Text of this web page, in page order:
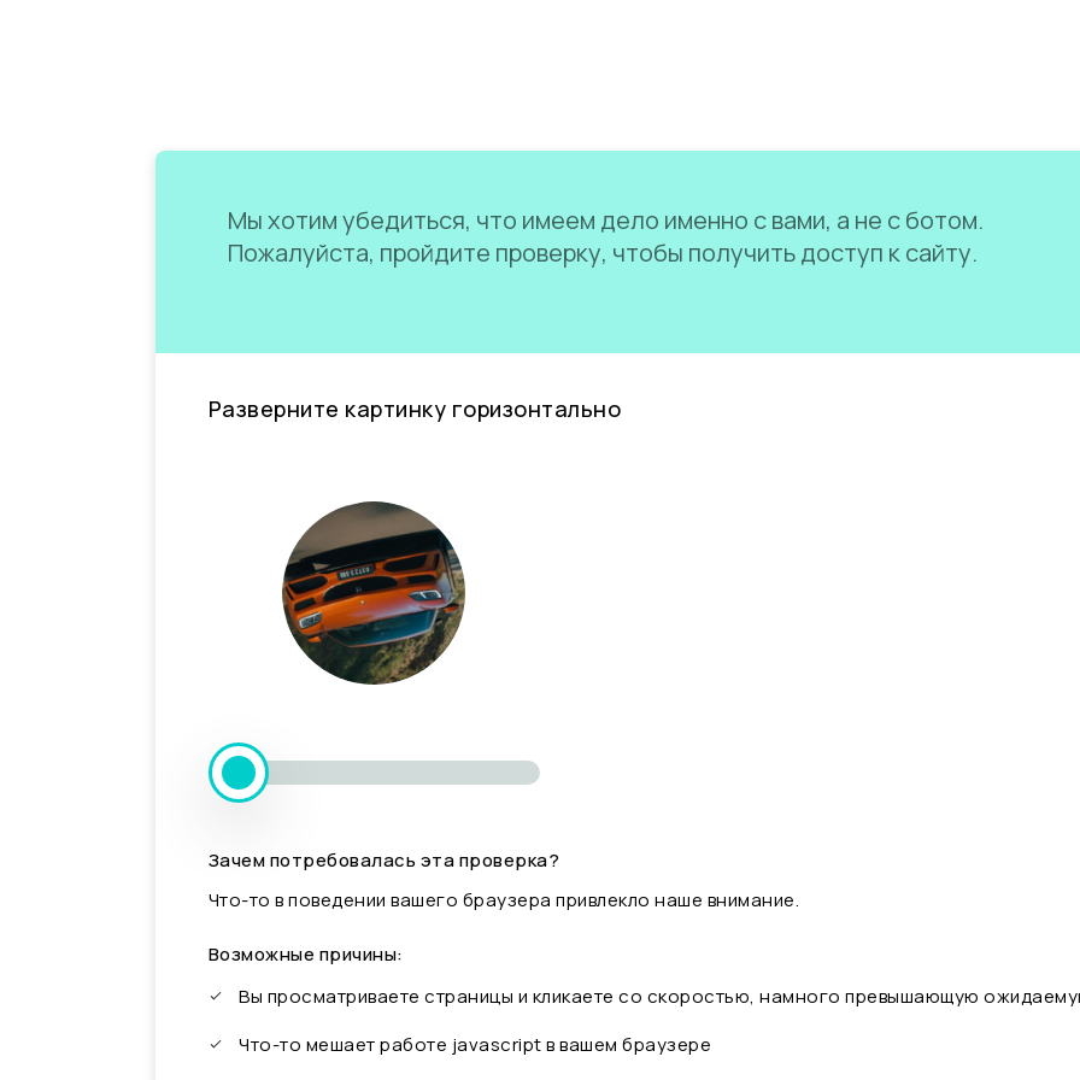
Мы хотим убедиться, что имеем дело именно с вами, а не с ботом.
Пожалуйста, пройдите проверку, чтобы получить доступ к сайту.
Разверните картинку горизонтально
Зачем потребовалась эта проверка?
Что-то в поведении вашего браузера привлекло наше внимание.
Возможные причины:
Вы просматриваете страницы и кликаете со скоростью, намного превышающую
Что-то мешает работе javascript в вашем браузере